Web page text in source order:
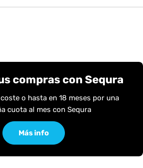
compras con Sequra
o hasta en 18 meses por una
cuota al mes con Sequra
Más info